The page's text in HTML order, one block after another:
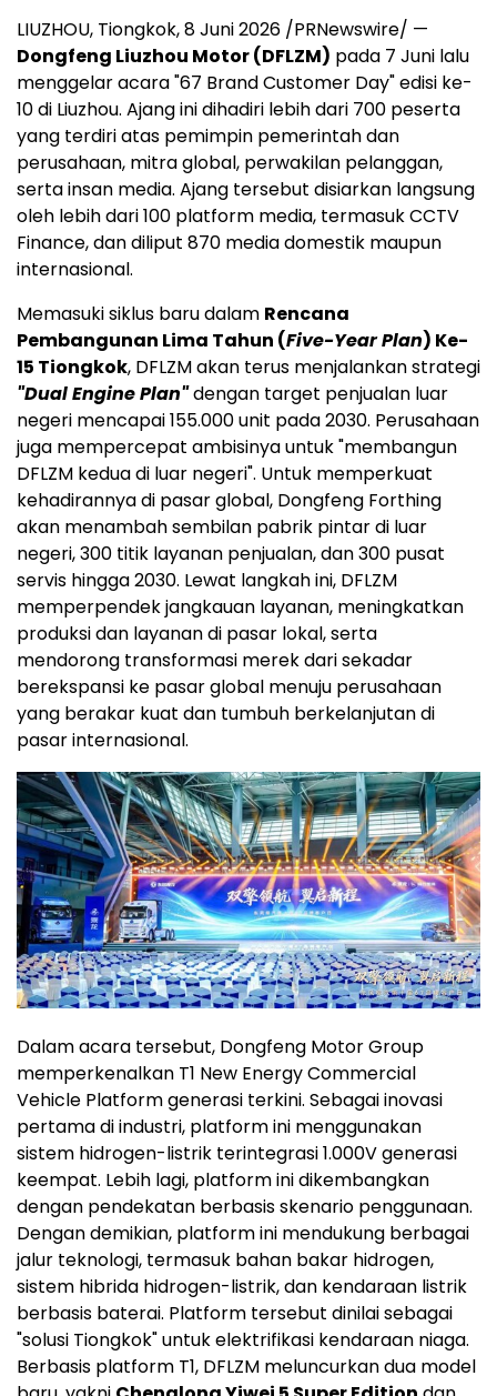
LIUZHOU, Tiongkok, 8 Juni 2026 /PRNewswire/ —
Dongfeng Liuzhou Motor (DFLZM) pada 7 Juni lalu
menggelar acara "67 Brand Customer Day" edisi ke-
10 di Liuzhou. Ajang ini dihadiri lebih dari 700 peserta
yang terdiri atas pemimpin pemerintah dan
perusahaan, mitra global, perwakilan pelanggan,
serta insan media. Ajang tersebut disiarkan langsung
oleh lebih dari 100 platform media, termasuk CCTV
Finance, dan diliput 870 media domestik maupun
internasional.
Memasuki siklus baru dalam Rencana
Pembangunan Lima Tahun (Five-Year Plan) Ke-
15 Tiongkok, DFLZM akan terus menjalankan strategi
"Dual Engine Plan"dengan target penjualan luar
negeri mencapai 155.000 unit pada 2030. Perusahaan
juga mempercepat ambisinya untuk "membangun
DFLZM kedua di luar negeri". Untuk memperkuat
kehadirannya di pasar global, Dongfeng Forthing
akan menambah sembilan pabrik pintar di luar
negeri, 300 titik layanan penjualan, dan 300 pusat
servis hingga 2030. Lewat langkah ini, DFLZM
memperpendek jangkauan layanan, meningkatkan
produksi dan layanan di pasar lokal, serta
mendorong transformasi merek dari sekadar
berekspansi ke pasar global menuju perusahaan
yang berakar kuat dan tumbuh berkelanjutan di
pasar internasional.
Dalam acara tersebut, Dongfeng Motor Group
memperkenalkan T1 New Energy Commercial
Vehicle Platform generasi terkini. Sebagai inovasi
pertama di industri, platform ini menggunakan
sistem hidrogen-listrik terintegrasi 1.000V generasi
keempat. Lebih lagi, platform ini dikembangkan
dengan pendekatan berbasis skenario penggunaan.
Dengan demikian, platform ini mendukung berbagai
jalur teknologi, termasuk bahan bakar hidrogen,
sistem hibrida hidrogen-listrik, dan kendaraan listrik
berbasis baterai. Platform tersebut dinilai sebagai
"solusi Tiongkok" untuk elektrifikasi kendaraan niaga.
Berbasis platform T1, DFLZM meluncurkan dua model